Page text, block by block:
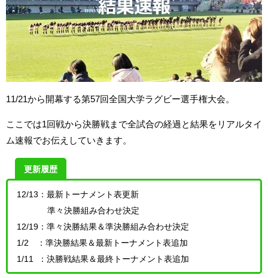
11/21から開幕する第57回全国大学ラグビー選手権大会。
ここでは1回戦から決勝戦まで全試合の経過と結果をリアルタイ
ム速報でお伝えしていきます。
更新履歴
12/13：最新トーナメント表更新
準々決勝組み合わせ決定
12/19：準々決勝結果＆準決勝組み合わせ決定
1/2 ：準決勝結果＆最新トーナメント表追加
1/11 ：決勝戦結果＆最終トーナメント表追加